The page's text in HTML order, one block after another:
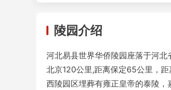
陵园介绍
河北易县世界华侨陵园座落于河
北京120公里,距离保定65公里，
西陵园区埋葬有雍正皇帝的泰陵，